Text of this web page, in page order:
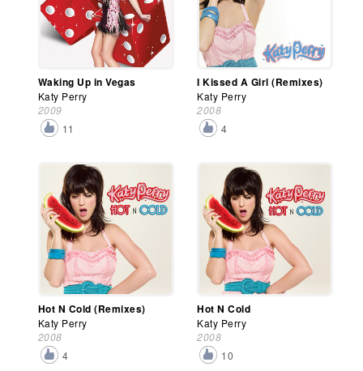
Waking Up in Vegas
Katy Perry
2009
11
I Kissed A Girl (Remixes)
Katy Perry
2008
4
Hot N Cold (Remixes)
Katy Perry
2008
4
Hot N Cold
Katy Perry
2008
10